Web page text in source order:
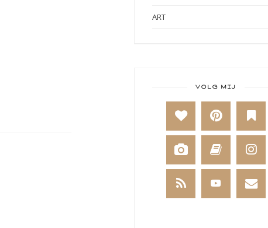
ART
BAKKEN
BEESTENBOEL
BOEKEN
BREIEN
BRUSHO
VOLG MIJ